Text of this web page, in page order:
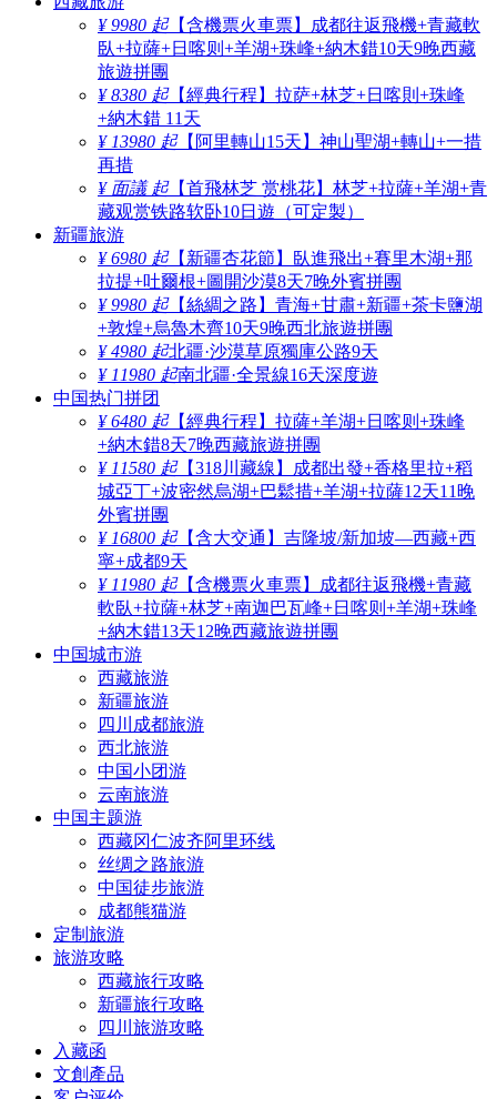
¥ 9980 起【含機票火車票】成都往返飛機+青藏軟
臥+拉薩+日喀则+羊湖+珠峰+納木錯10天9晚西藏
旅遊拼團
¥ 8380 起【經典行程】拉萨+林芝+日喀則+珠峰
+納木錯 11天
¥ 13980 起【阿里轉山15天】神山聖湖+轉山+一措
再措
¥ 面議 起【首飛林芝 赏桃花】林芝+拉薩+羊湖+青
藏观赏铁路软卧10日遊（可定製）
新疆旅游
¥ 6980 起【新疆杏花節】臥進飛出+賽里木湖+那
拉提+吐爾根+圖開沙漠8天7晚外賓拼團
¥ 9980 起【絲綢之路】青海+甘肅+新疆+茶卡鹽湖
+敦煌+烏魯木齊10天9晚西北旅遊拼團
¥ 4980 起北疆·沙漠草原獨庫公路9天
¥ 11980 起南北疆·全景線16天深度遊
中国热门拼团
¥ 6480 起【經典行程】拉薩+羊湖+日喀则+珠峰
+納木錯8天7晚西藏旅遊拼團
¥ 11580 起【318川藏線】成都出發+香格里拉+稻
城亞丁+波密然烏湖+巴鬆措+羊湖+拉薩12天11晚
外賓拼團
¥ 16800 起【含大交通】吉隆坡/新加坡—西藏+西
寧+成都9天
¥ 11980 起【含機票火車票】成都往返飛機+青藏
軟臥+拉薩+林芝+南迦巴瓦峰+日喀则+羊湖+珠峰
+納木錯13天12晚西藏旅遊拼團
中国城市游
西藏旅游
新疆旅游
四川成都旅游
西北旅游
中国小团游
云南旅游
中国主题游
西藏冈仁波齐阿里环线
丝绸之路旅游
中国徒步旅游
成都熊猫游
定制旅游
旅游攻略
西藏旅行攻略
新疆旅行攻略
四川旅游攻略
入藏函
文創產品